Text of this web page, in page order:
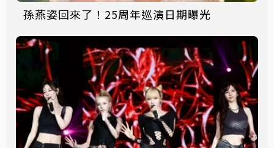
孫燕姿回來了！25周年巡演日期曝光